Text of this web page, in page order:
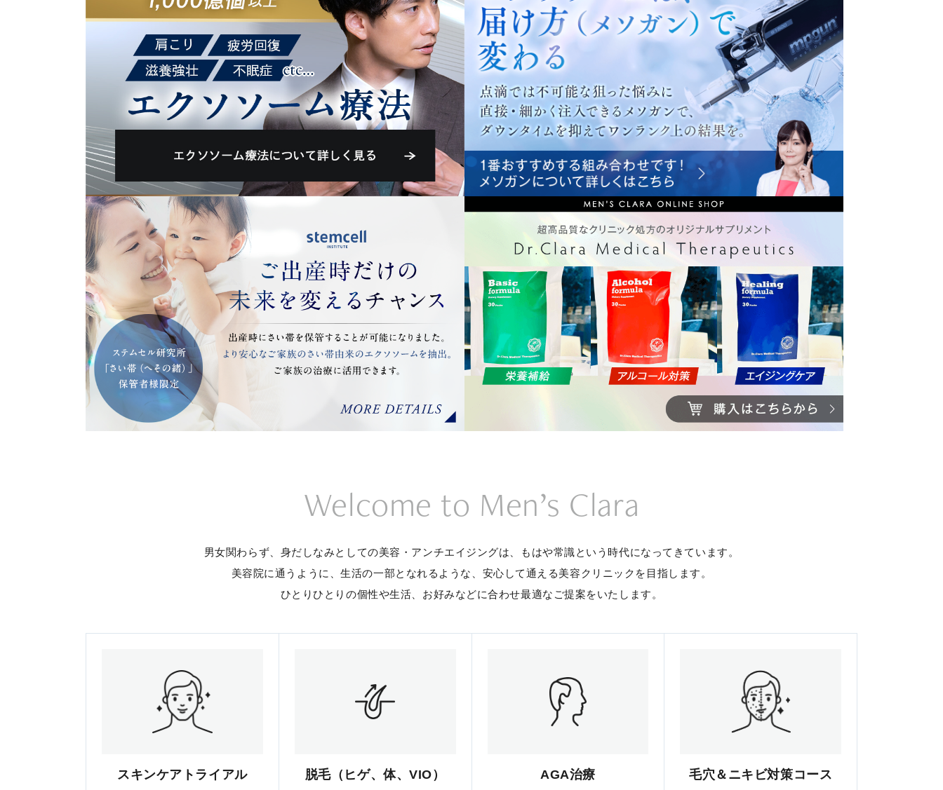
Welcome to Men’s Clara
男女関わらず、身だしなみとしての美容・アンチエイジングは、
もはや常識という時代になってきています。
美容院に通うように、生活の一部となれるような、 安心して通える美容クリニックを目指します。
ひとりひとりの個性や生活、お好みなどに合わせ最適なご提案をいたします。
スキンケアトライアル 脱毛（ヒゲ、体、VIO） AGA治療 毛穴＆ニキビ対策コース